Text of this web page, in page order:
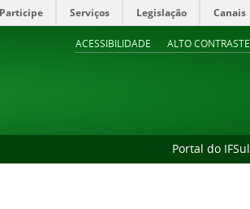
Participe Serviços Legislação Canais
ACESSIBILIDADE ALTO CONTRASTE
Portal do IFSul